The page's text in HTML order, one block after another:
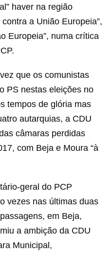
haver na região
a União Europeia”,
Europeia”, numa crítica
que os comunistas
PS nestas eleições no
tempos de glória mas
autarquias, a CDU
câmaras perdidas
com Beja e Moura “à
geral do PCP
vezes nas últimas duas
em Beja,
a ambição da CDU
Municipal,